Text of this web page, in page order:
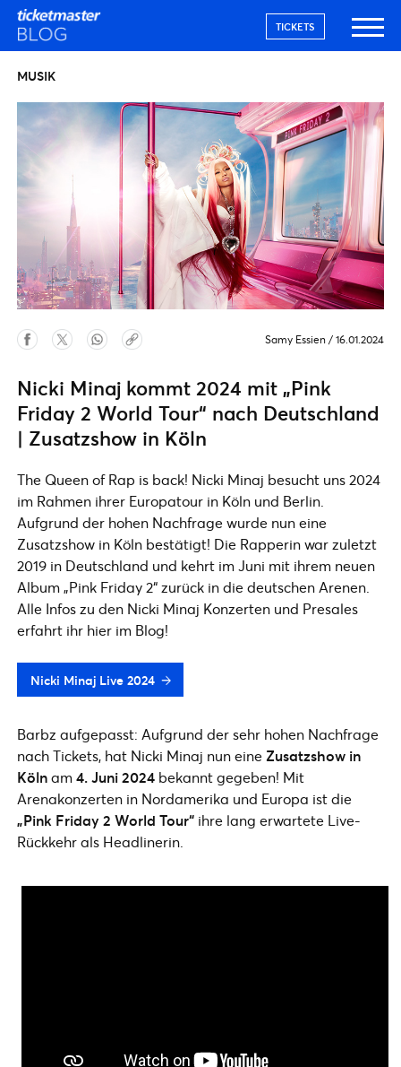
TICKETS
MUSIK
Samy Essien / 16.01.2024
Nicki Minaj kommt 2024 mit „Pink
Friday 2 World Tour“ nach Deutschland
| Zusatzshow in Köln
The Queen of Rap is back! Nicki Minaj besucht uns 2024
im Rahmen ihrer Europatour in Köln und Berlin.
Aufgrund der hohen Nachfrage wurde nun eine
Zusatzshow in Köln bestätigt! Die Rapperin war zuletzt
2019 in Deutschland und kehrt im Juni mit ihrem neuen
Album „Pink Friday 2“ zurück in die deutschen Arenen.
Alle Infos zu den Nicki Minaj Konzerten und Presales
erfahrt ihr hier im Blog!
Nicki Minaj Live 2024
Barbz aufgepasst: Aufgrund der sehr hohen Nachfrage
nach Tickets, hat Nicki Minaj nun eine Zusatzshow in
Kölnam4. Juni 2024 bekannt gegeben! Mit
Arenakonzerten in Nordamerika und Europa ist die
„Pink Friday 2 World Tour“ ihre lang erwartete Live-
Rückkehr als Headlinerin.